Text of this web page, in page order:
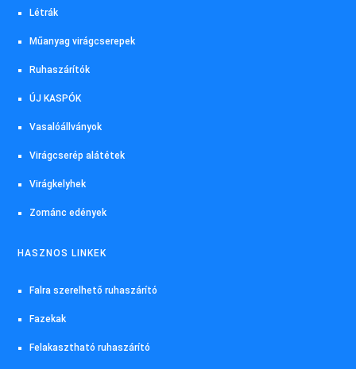
Létrák
Műanyag virágcserepek
Ruhaszárítók
ÚJ KASPÓK
Vasalóállványok
Virágcserép alátétek
Virágkelyhek
Zománc edények
HASZNOS LINKEK
Falra szerelhető ruhaszárító
Fazekak
Felakasztható ruhaszárító